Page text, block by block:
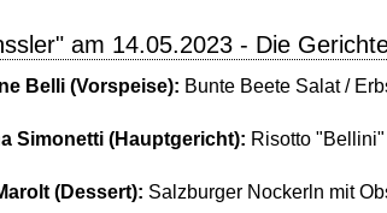
am 14.05.2023 - Die
Belli (Vorspeise): Bunte Beete Salat /
Simonetti (Hauptgericht): Risotto
(Dessert): Salzburger Nockerln mit